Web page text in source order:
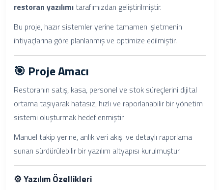
restoran yazılımıtarafımızdan geliştirilmiştir.
Bu proje, hazır sistemler yerine tamamen işletmenin
ihtiyaçlarına göre planlanmış ve optimize edilmiştir.
🎯 Proje Amacı
Restoranın satış, kasa, personel ve stok süreçlerini dijital
ortama taşıyarak hatasız, hızlı ve raporlanabilir bir yönetim
sistemi oluşturmak hedeflenmiştir.
Manuel takip yerine, anlık veri akışı ve detaylı raporlama
sunan sürdürülebilir bir yazılım altyapısı kurulmuştur.
⚙️ Yazılım Özellikleri